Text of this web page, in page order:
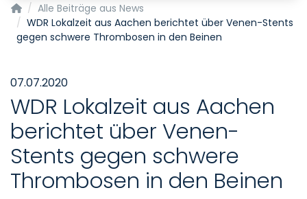
Startseite
Alle Beiträge aus News
WDR Lokalzeit aus Aachen berichtet über Venen-Stents
gegen schwere Thrombosen in den Beinen
07.07.2020
WDR Lokalzeit aus Aachen
berichtet über Venen-
Stents gegen schwere
Thrombosen in den Beinen